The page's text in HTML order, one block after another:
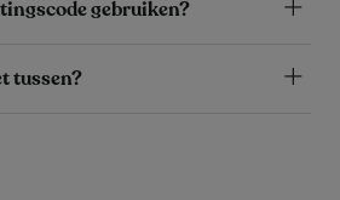
gebruiken?
tussen?